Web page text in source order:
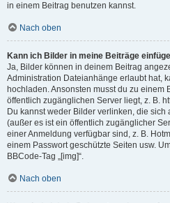
in einem Beitrag benutzen kannst.
Nach oben
Kann ich Bilder in meine Beiträge
Ja, Bilder können in deinem Beitrag
Administration Dateianhänge erlaubt hat,
hochladen. Ansonsten musst du zu einem
öffentlich zugänglichen Server liegt, z. B.
Du kannst weder Bilder verlinken, die
(außer es ist ein öffentlich zugänglicher
einer Anmeldung verfügbar sind, z. B.
einem Passwort geschützte Seiten usw.
BBCode-Tag „[img]“.
Nach oben